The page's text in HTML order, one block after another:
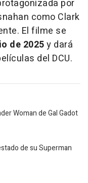
por
como Clark
El filme se
de 2025y dará
del DCU.
Woman de Gal Gadot
de su Superman